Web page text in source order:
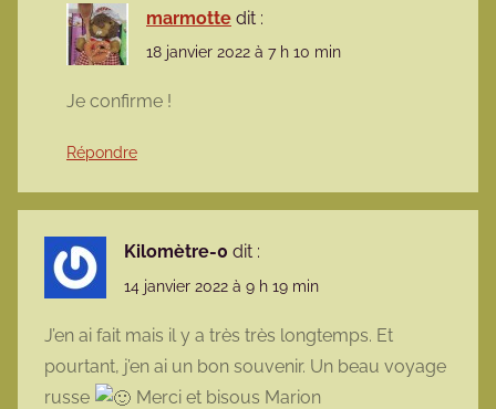
marmotte dit :
18 janvier 2022 à 7 h 10 min
Je confirme !
Répondre
Kilomètre-0 dit :
14 janvier 2022 à 9 h 19 min
J’en ai fait mais il y a très très longtemps. Et
pourtant, j’en ai un bon souvenir. Un beau voyage
russe
Merci et bisous Marion